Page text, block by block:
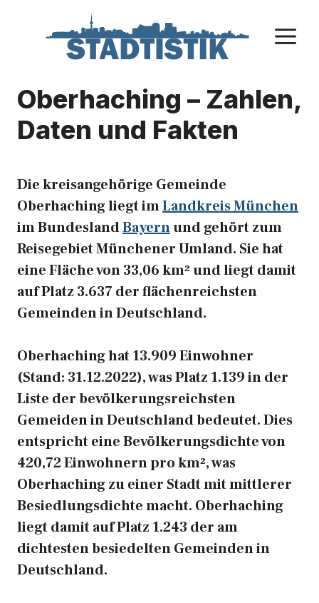
Oberhaching – Zahlen,
Daten und Fakten
Die kreisangehörige Gemeinde
Oberhaching liegt imLandkreis München
im BundeslandBayernund gehört zum
Reisegebiet Münchener Umland. Sie hat
eine Fläche von 33,06 km² und liegt damit
auf Platz 3.637 der flächenreichsten
Gemeinden in Deutschland.
Oberhaching hat 13.909 Einwohner
(Stand: 31.12.2022), was Platz 1.139 in der
Liste der bevölkerungsreichsten
Gemeiden in Deutschland bedeutet. Dies
entspricht eine Bevölkerungsdichte von
420,72 Einwohnern pro km², was
Oberhaching zu einer Stadt mit mittlerer
Besiedlungsdichte macht. Oberhaching
liegt damit auf Platz 1.243 der am
dichtesten besiedelten Gemeinden in
Deutschland.